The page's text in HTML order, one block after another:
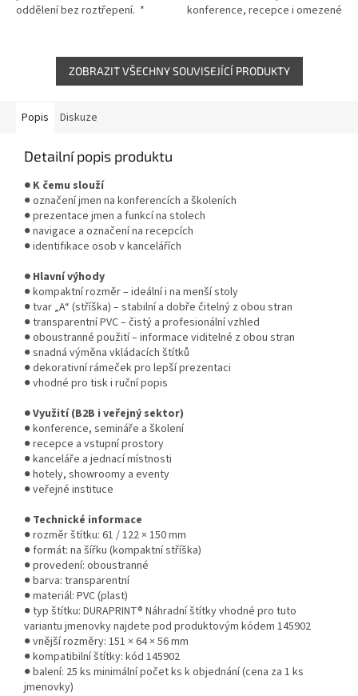
oddělení bez roztřepení. *
konference, recepce i omezené
dodání...
ZOBRAZIT VŠECHNY SOUVISEJÍCÍ PRODUKTY
Popis Diskuze
Detailní popis produktu
● K čemu slouží
● označení jmen na konferencích a školeních
● prezentace jmen a funkcí na stolech
● navigace a označení na recepcích
● identifikace osob v kancelářích
● Hlavní výhody
● kompaktní rozměr – ideální i na menší stoly
● tvar „A“ (stříška) – stabilní a dobře čitelný z obou stran
● transparentní PVC – čistý a profesionální vzhled
● oboustranné použití – informace viditelné z obou stran
● snadná výměna vkládacích štítků
● dekorativní rámeček pro lepší prezentaci
● vhodné pro tisk i ruční popis
● Využití (B2B i veřejný sektor)
● konference, semináře a školení
● recepce a vstupní prostory
● kanceláře a jednací místnosti
● hotely, showroomy a eventy
● veřejné instituce
● Technické informace
● rozměr štítku: 61 / 122 × 150 mm
● formát: na šířku (kompaktní stříška)
● provedení: oboustranné
● barva: transparentní
● materiál: PVC (plast)
● typ štítku: DURAPRINT® Náhradní štítky vhodné pro tuto
variantu jmenovky najdete pod produktovým kódem 145902
● vnější rozměry: 151 × 64 × 56 mm
● kompatibilní štítky: kód 145902
● balení: 25 ks minimální počet ks k objednání (cena za 1 ks
jmenovky)